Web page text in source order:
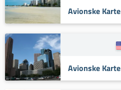
Avionske Karte
Avionske Karte